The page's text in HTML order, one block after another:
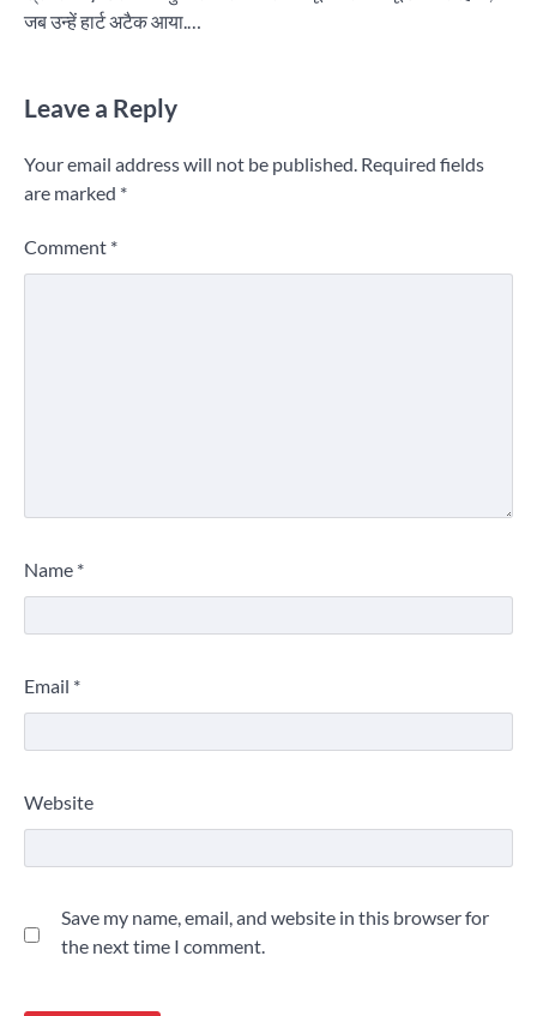
जब उन्हें हार्ट अटैक आया.…
Leave a Reply
Your email address will not be published. Required fields
are marked *
Comment *
Name *
Email *
Website
Save my name, email, and website in this browser for
the next time I comment.